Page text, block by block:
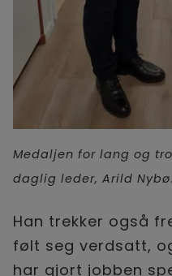
Medaljen for lang og
daglig leder, Arild Nybø.
Han trekker også
følt seg verdsatt,
har gjort jobben